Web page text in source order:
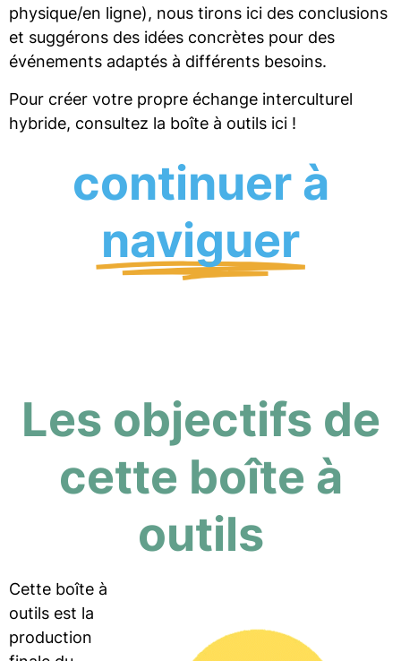
physique/en ligne), nous tirons ici des conclusions
et suggérons des idées concrètes pour des
événements adaptés à différents besoins.
Pour créer votre propre échange interculturel
hybride, consultez la boîte à outils ici !
continuer à
naviguer
Les objectifs de
cette boîte à
outils
Cette boîte à
outils est la
production